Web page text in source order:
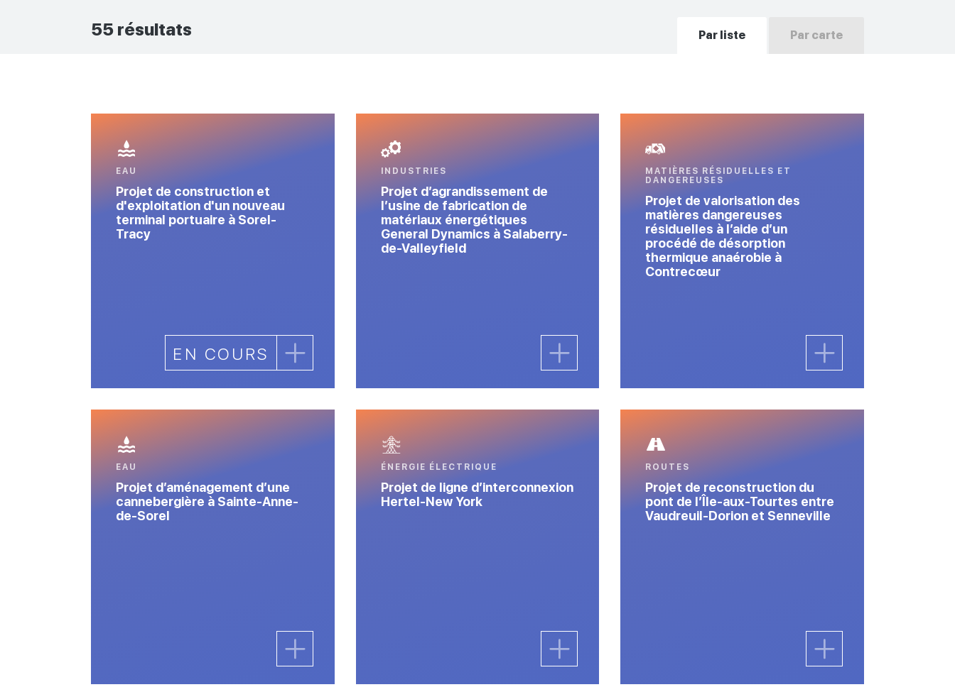
55 résultats Par liste Par carte
EAU
Projet de construction et
d'exploitation d'un nouveau
terminal portuaire à Sorel-
Tracy
EN COURS
INDUSTRIES
Projet d’agrandissement de
l’usine de fabrication de
matériaux énergétiques
General Dynamics à Salaberry-
de-Valleyfield
MATIÈRES RÉSIDUELLES ET
DANGEREUSES
Projet de valorisation des
matières dangereuses
résiduelles à l’aide d’un
procédé de désorption
thermique anaérobie à
Contrecœur
EAU
Projet d’aménagement d’une
cannebergière à Sainte-Anne-
de-Sorel
ÉNERGIE ÉLECTRIQUE
Projet de ligne d’interconnexion
Hertel-New York
ROUTES
Projet de reconstruction du
pont de l’Île-aux-Tourtes entre
Vaudreuil-Dorion et Senneville